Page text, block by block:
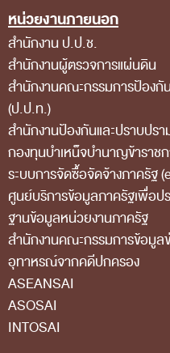
หน่วยงานภายนอก
สำนักงาน ป.ป.ช.
สำนักงานผู้ตรวจการแผ่นดิน
สำนักงานคณะกรรมการป้องกั
(ป.ป.ท.)
สำนักงานป้องกันและปราบปร
กองทุนบำเหน็จบำนาญข้าราช
ระบบการจัดซื้อจัดจ้างภาครัฐ
ศูนย์บริการข้อมูลภาครัฐเพื่อป
ฐานข้อมูลหน่วยงานภาครัฐ
สํานักงานคณะกรรมการข้อมูล
อุทาหรณ์จากคดีปกครอง
ASEANSAI
ASOSAI
INTOSAI